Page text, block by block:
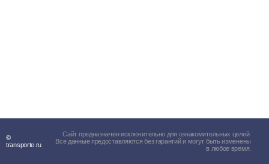
©
transporte.ru
Сайт предназначен исключительно для ознакомительных целей.
Все данные предоставляются без гарантий и могут быть изменены
в любое время.